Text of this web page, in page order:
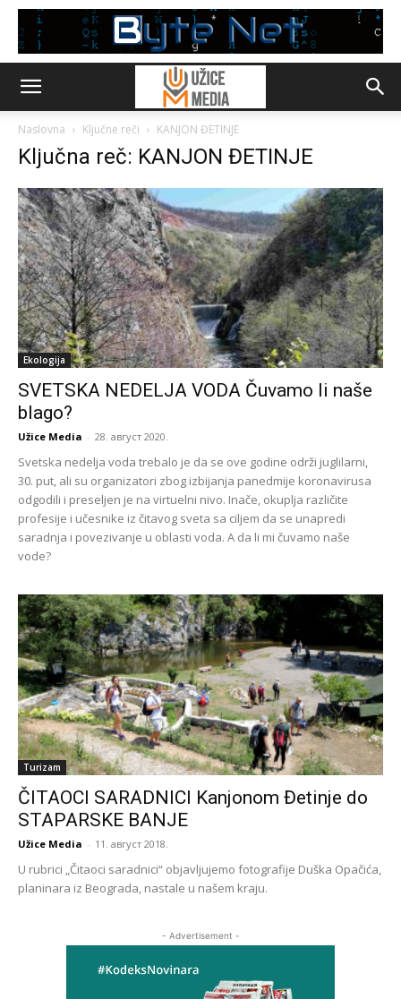
Naslovna Ključne reči KANJON ĐETINJE
Ključna reč: KANJON ĐETINJE
Ekologija
SVETSKA NEDELJA VODA Čuvamo li naše
blago?
Užice Media - 28. август 2020.
Svetska nedelja voda trebalo je da se ove godine održi juglilarni,
30. put, ali su organizatori zbog izbijanja panedmije koronavirusa
odgodili i preseljen je na virtuelni nivo. Inače, okuplja različite
profesije i učesnike iz čitavog sveta sa ciljem da se unapredi
saradnja i povezivanje u oblasti voda. A da li mi čuvamo naše
vode?
Turizam
ČITAOCI SARADNICI Kanjonom Đetinje do
STAPARSKE BANJE
Užice Media - 11. август 2018.
U rubrici „Čitaoci saradnici“ objavljujemo fotografije Duška Opačića,
planinara iz Beograda, nastale u našem kraju.
- Advertisement -